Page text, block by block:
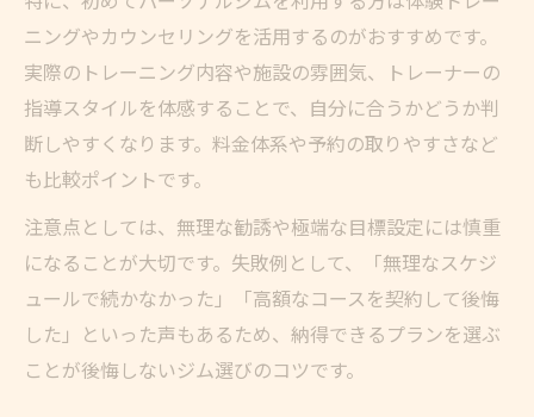
ニングやカウンセリングを活用するのがおすすめです。
実際のトレーニング内容や施設の雰囲気、トレーナーの
指導スタイルを体感することで、自分に合うかどうか判
断しやすくなります。料金体系や予約の取りやすさなど
も比較ポイントです。
注意点としては、無理な勧誘や極端な目標設定には慎重
になることが大切です。失敗例として、「無理なスケジ
ュールで続かなかった」「高額なコースを契約して後悔
した」といった声もあるため、納得できるプランを選ぶ
ことが後悔しないジム選びのコツです。